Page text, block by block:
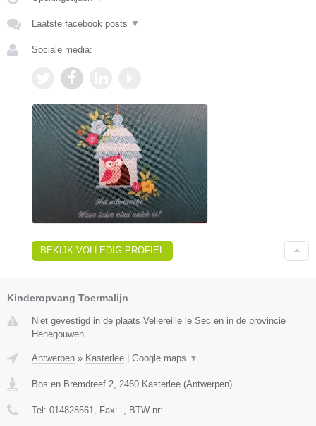
Laatste facebook posts ▼
Sociale media:
BEKIJK VOLLEDIG PROFIEL
Kinderopvang Toermalijn
Niet gevestigd in de plaats Vellereille le Sec en in de provincie
Henegouwen.
Antwerpen » Kasterlee Google maps ▼
Bos en Bremdreef 2 2460 Kasterlee (Antwerpen)
Tel: 014828561 , Fax: - , BTW-nr: -